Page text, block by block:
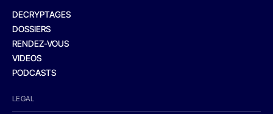
DECRYPTAGES
DOSSIERS
RENDEZ-VOUS
VIDEOS
PODCASTS
LEGAL